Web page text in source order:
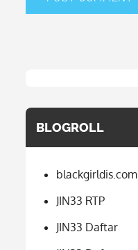
BLOGROLL
blackgirldis.com
JIN33 RTP
JIN33 Daftar